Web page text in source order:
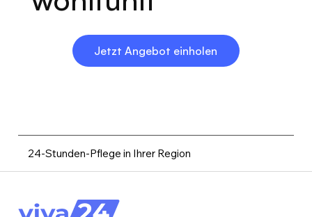
Jetzt Angebot einholen
24-Stunden-Pflege in Ihrer Region